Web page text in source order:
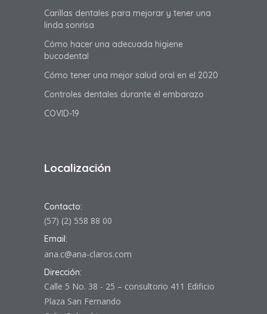
Carillas dentales para mejorar y tener una
linda sonrisa
Cómo hacer una adecuada higiene
bucodental
Cómo tener una mejor salud oral en el 2020
Controles dentales durante el embarazo
COVID-19
Localización
Contacto:
(57) (2) 558 88 00
Email:
ana.c@ana-claros.com
Dirección:
Calle 5 No. 38 - 25 – consultorio 411 Edificio
Plaza San Fernando